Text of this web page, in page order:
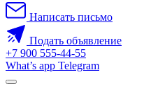
Написать письмо
Подать объявление
+7 900 555-44-55
What’s app Telegram